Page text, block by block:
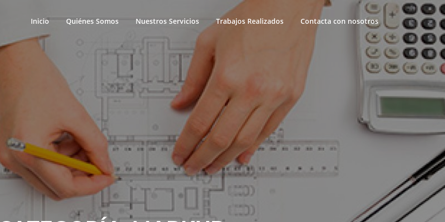
Inicio Quiénes Somos Nuestros Servicios Trabajos Realizados Contacta con nosotros